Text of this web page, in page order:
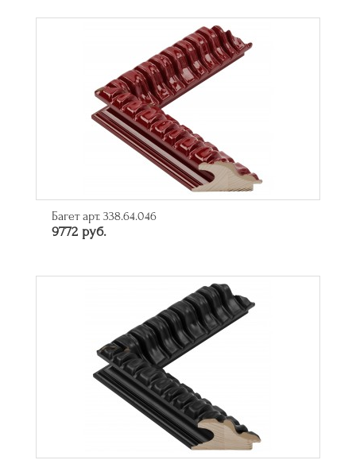
Багет арт. 338.64.046
9772 руб.